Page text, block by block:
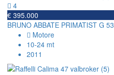
4
€ 395.000
BRUNO ABBATE PRIMATIST G 53
Motore
10-24 mt
2011